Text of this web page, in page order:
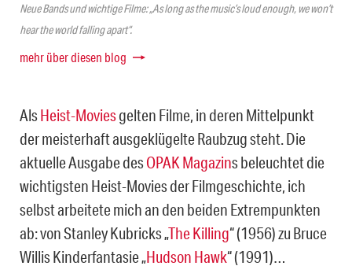
Neue Bands und wichtige Filme: „As long as the music’s loud enough, we won’t
hear the world falling apart“.
mehr über diesen blog
AlsHeist-Moviesgelten Filme, in deren Mittelpunkt
der meisterhaft ausgeklügelte Raubzug steht. Die
aktuelle Ausgabe desOPAK Magazins beleuchtet die
wichtigsten Heist-Movies der Filmgeschichte, ich
selbst arbeitete mich an den beiden Extrempunkten
ab: von Stanley Kubricks „The Killing“ (1956) zu Bruce
Willis Kinderfantasie „Hudson Hawk“ (1991)…